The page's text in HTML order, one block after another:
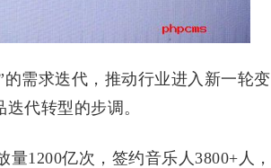
需求迭代，推动行业进入新一轮变
代转型的步调。
1200亿次，签约音乐人3800+人，